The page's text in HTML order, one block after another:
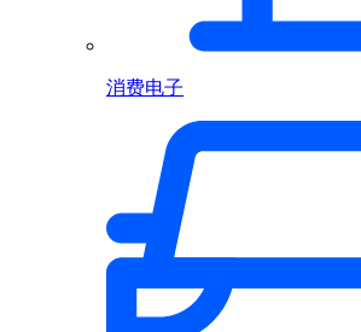
消费电子